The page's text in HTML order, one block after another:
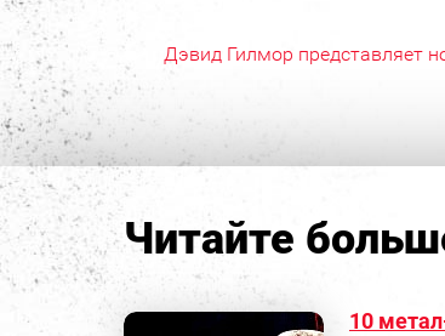
Дэвид Гилмор представляет
Читайте
10